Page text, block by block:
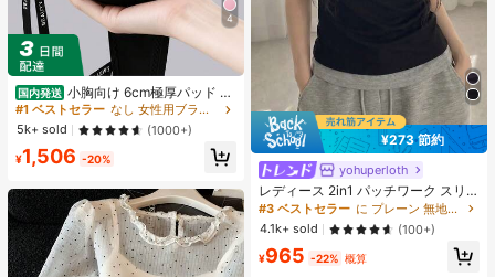
4
国内発送 小胸向け 6cm極厚パッド 盛
りブラ ノンワイヤー 谷間メイク シ
ームレス ボリュームアップ 美胸フィ
ット ブラジャー
#1 ベストセラー
なし 女性用ブラジャーとブラレット
5k+ sold
(1000+)
¥1,506 -20%
¥273 節約
yohuperloth
レディース 2in1 パッチワーク スリ
ムフィット 多用途 カジュアル 半袖T
シャツ ブラック 夏用
#3 ベストセラー
売り切れ間近！
#3 ベストセラー
に プレーン 無地のカジュアルTシャツ
売り切れ間近！
#3 ベストセラー
に プレーン 無地のカジュアルTシャツ
売り切れ間近！
#3 ベストセラー
に プレーン 無地のカジュアルTシャツ
売り切れ間近！
4.1k+ sold (100+)
¥965 -22% 概算